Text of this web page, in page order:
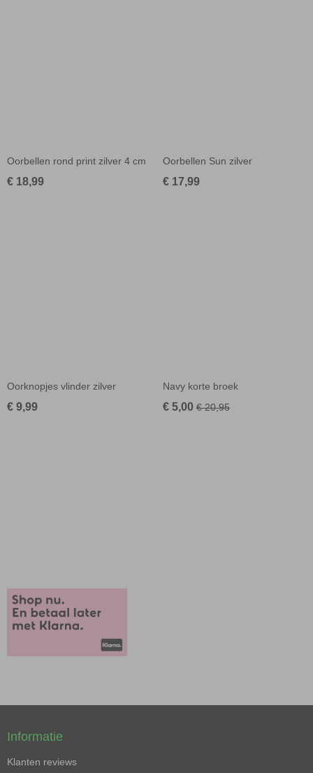
Oorbellen rond print zilver 4 cm
€ 18,99
Oorbellen Sun zilver
€ 17,99
Oorknopjes vlinder zilver
€ 9,99
Navy korte broek
€ 5,00 € 20,95
Informatie
Klanten reviews